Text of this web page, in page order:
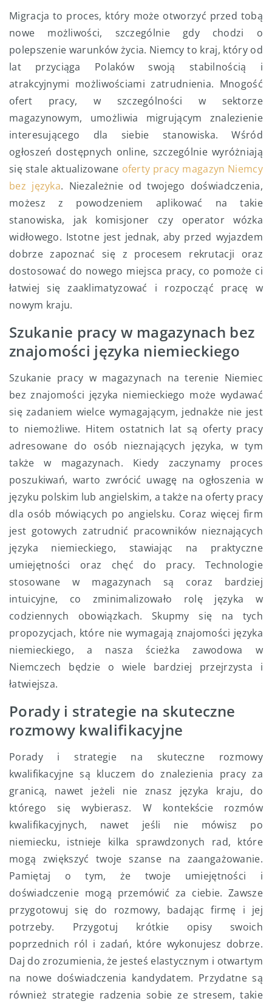
Migracja to proces, który może otworzyć przed tobą
nowe możliwości, szczególnie gdy chodzi o
polepszenie warunków życia. Niemcy to kraj, który od
lat przyciąga Polaków swoją stabilnością i
atrakcyjnymi możliwościami zatrudnienia. Mnogość
ofert pracy, w szczególności w sektorze
magazynowym, umożliwia migrującym znalezienie
interesującego dla siebie stanowiska. Wśród
ogłoszeń dostępnych online, szczególnie wyróżniają
się stale aktualizowane oferty pracy magazyn Niemcy
bez języka. Niezależnie od twojego doświadczenia,
możesz z powodzeniem aplikować na takie
stanowiska, jak komisjoner czy operator wózka
widłowego. Istotne jest jednak, aby przed wyjazdem
dobrze zapoznać się z procesem rekrutacji oraz
dostosować do nowego miejsca pracy, co pomoże ci
łatwiej się zaaklimatyzować i rozpocząć pracę w
nowym kraju.
Szukanie pracy w magazynach bez
znajomości języka niemieckiego
Szukanie pracy w magazynach na terenie Niemiec
bez znajomości języka niemieckiego może wydawać
się zadaniem wielce wymagającym, jednakże nie jest
to niemożliwe. Hitem ostatnich lat są oferty pracy
adresowane do osób nieznających języka, w tym
także w magazynach. Kiedy zaczynamy proces
poszukiwań, warto zwrócić uwagę na ogłoszenia w
języku polskim lub angielskim, a także na oferty pracy
dla osób mówiących po angielsku. Coraz więcej firm
jest gotowych zatrudnić pracowników nieznających
języka niemieckiego, stawiając na praktyczne
umiejętności oraz chęć do pracy. Technologie
stosowane w magazynach są coraz bardziej
intuicyjne, co zminimalizowało rolę języka w
codziennych obowiązkach. Skupmy się na tych
propozycjach, które nie wymagają znajomości języka
niemieckiego, a nasza ścieżka zawodowa w
Niemczech będzie o wiele bardziej przejrzysta i
łatwiejsza.
Porady i strategie na skuteczne
rozmowy kwalifikacyjne
Porady i strategie na skuteczne rozmowy
kwalifikacyjne są kluczem do znalezienia pracy za
granicą, nawet jeżeli nie znasz języka kraju, do
którego się wybierasz. W kontekście rozmów
kwalifikacyjnych, nawet jeśli nie mówisz po
niemiecku, istnieje kilka sprawdzonych rad, które
mogą zwiększyć twoje szanse na zaangażowanie.
Pamiętaj o tym, że twoje umiejętności i
doświadczenie mogą przemówić za ciebie. Zawsze
przygotowuj się do rozmowy, badając firmę i jej
potrzeby. Przygotuj krótkie opisy swoich
poprzednich ról i zadań, które wykonujesz dobrze.
Daj do zrozumienia, że jesteś elastycznym i otwartym
na nowe doświadczenia kandydatem. Przydatne są
również strategie radzenia sobie ze stresem, takie